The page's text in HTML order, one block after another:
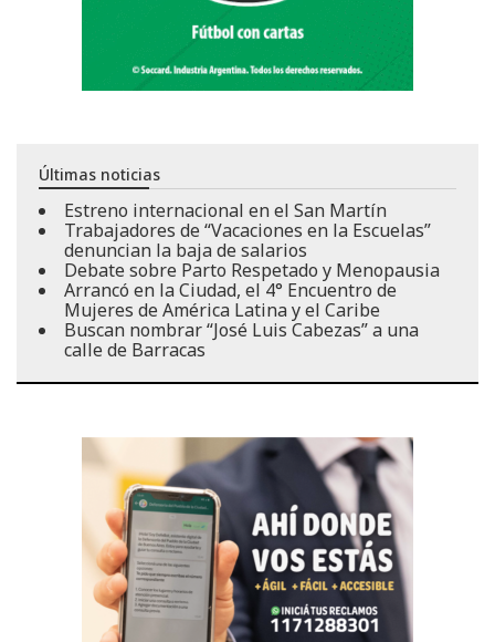
Últimas noticias
Estreno internacional en el San Martín
Trabajadores de “Vacaciones en la Escuelas”
denuncian la baja de salarios
Debate sobre Parto Respetado y Menopausia
Arrancó en la Ciudad, el 4° Encuentro de
Mujeres de América Latina y el Caribe
Buscan nombrar “José Luis Cabezas” a una
calle de Barracas